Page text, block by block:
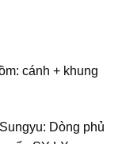
cánh + khung
Dòng phủ